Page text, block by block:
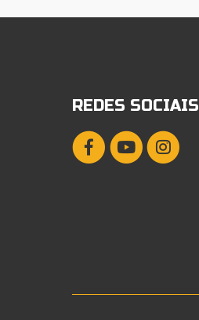
REDES SOCIAIS